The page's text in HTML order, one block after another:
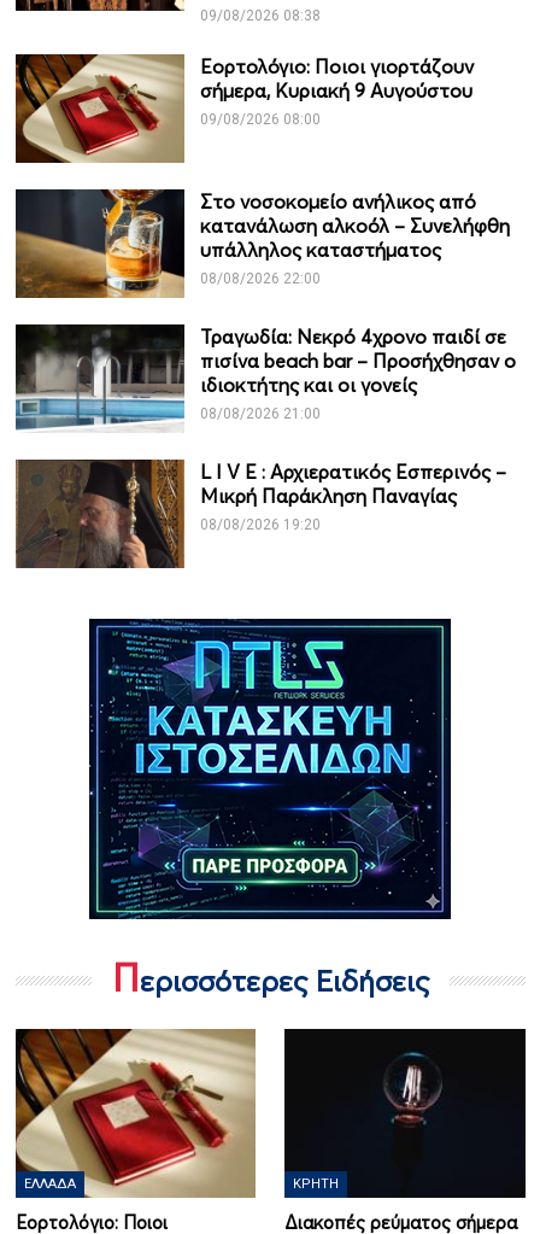
09/08/2026 08:38
Εορτολόγιο: Ποιοι γιορτάζουν
σήμερα, Κυριακή 9 Αυγούστου
09/08/2026 08:00
Στο νοσοκομείο ανήλικος από
κατανάλωση αλκοόλ – Συνελήφθη
υπάλληλος καταστήματος
08/08/2026 22:00
Τραγωδία: Νεκρό 4χρονο παιδί σε
πισίνα beach bar – Προσήχθησαν ο
ιδιοκτήτης και οι γονείς
08/08/2026 21:00
L I V Ε : Αρχιερατικός Εσπερινός –
Μικρή Παράκληση Παναγίας
08/08/2026 19:20
Περισσότερες Ειδήσεις
ΕΛΛΆΔΑ
Εορτολόγιο: Ποιοι
ΚΡΉΤΗ
Διακοπές ρεύματος σήμερα